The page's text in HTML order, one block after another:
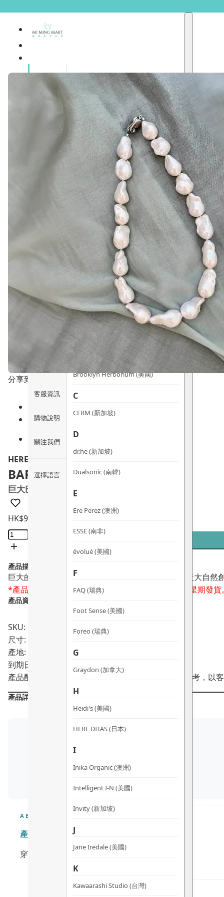
品牌總
Erica 網
關於我們
客服資訊
購物說明
關注我們
選擇語言
獨家品牌
abyssian (法國)
Ami iyök
ANAYA
B
BerryEn (德國)
Blossom (英國)
Bondi Wash (澳洲)
Botani (澳洲)
Brooklyn Herborium (美國)
C
CERM (新加坡)
D
dr.he (新加坡)
Dualsonic (南韓)
E
Ere Perez (澳洲)
ESSE (南非)
évolué (美國)
F
FAQ (瑞典)
Foot Sense (美國)
Foreo (瑞典)
G
Graydon (加拿大)
H
Heidi's (美國)
HERE DITAS (日本)
I
Inika Organic (澳洲)
Intelligent I-N (美國)
Invity (新加坡)
J
Jane Iredale (美國)
K
Kawaarashi Studio (台灣)
分享到
HERE DITAS
BAROQUE PEARL NECKLACE
巨大巴洛克珍珠頸鏈
HK$9,150.0
巨
大
洛
克
珍
珠
鏈
數
量
產品描述：
巨大的巴洛克珍珠項鍊。 獨一無二的形狀和色調營造大自然
*產品需要預訂，於日本人手鑄造，訂貨後需時5 – 7星期發貨
產品資料：
SKU: PRO01990
尺寸: 40cm*
產地: 日本
到期日:
產品配方會不時作出更改，所有產品主要成分謹供參考，以
產品詳情
ABOUT
產品清潔
穿戴產品後, 請用柔軟的布或抹去汗水或污垢